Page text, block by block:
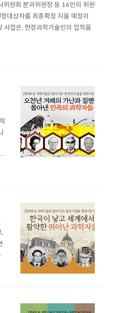
위원회 분과위원장 등 16인의 위원
대상자를 최종확정 지을 예정이
사업은, 헌정과학기술인의 업적을